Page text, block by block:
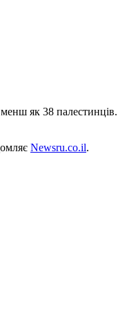
як 38
Newsru.co.il.